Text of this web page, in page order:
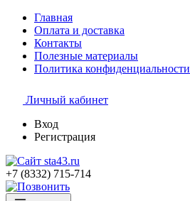
Главная
Оплата и доставка
Контакты
Полезные материалы
Политика конфиденциальности
Личный кабинет
Вход
Регистрация
+7 (8332) 715-714